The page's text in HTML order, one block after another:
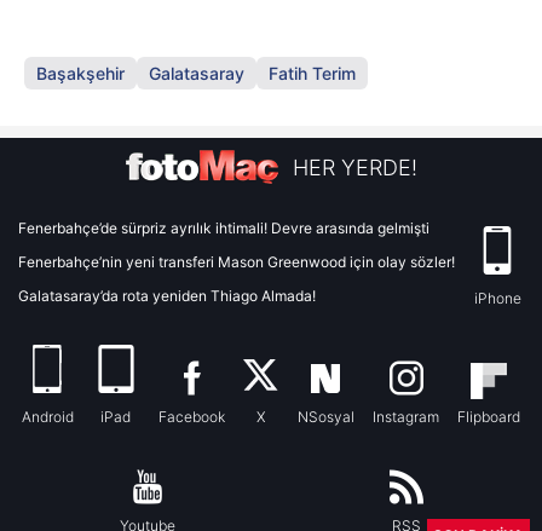
Başakşehir Galatasaray Fatih Terim
HER YERDE!
Fenerbahçe’de sürpriz ayrılık ihtimali! Devre arasında gelmişti
Fenerbahçe’nin yeni transferi Mason Greenwood için olay sözler!
Galatasaray’da rota yeniden Thiago Almada!
iPhone
Android iPad Facebook X NSosyal Instagram Flipboard
Youtube RSS